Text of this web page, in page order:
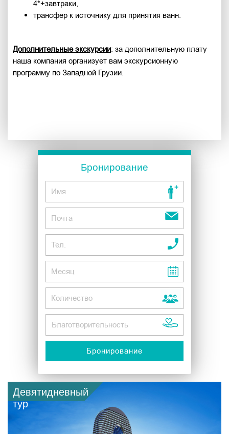
4*+завтраки,
трансфер к источнику для принятия ванн.
Дополнительные экскурсии: за дополнительную плату
наша компания организует вам экскурсионную
программу по Западной Грузии.
Бронирование
Девятидневный
тур